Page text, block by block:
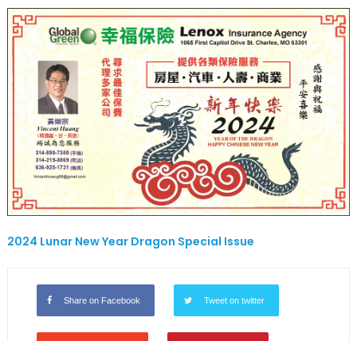
合作 Peter Raven 博士逝世 享年89岁
一晃三十年，初夏又相逢。中华日，等你来赴约 —— 密苏里植物
园“中华日三十周年特别报道（五）
筝声与琴韵交汇：刘励(Li Statler)与钢琴家Darek演绎一场古筝
与钢琴的精彩对话
Huang
幸
福
保
險〉
中
2024 Lunar New Year Dragon Special Issue
Share on Facebook Tweet on twitter